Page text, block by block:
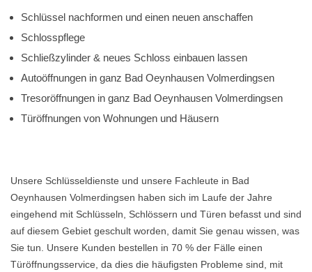
Schlüssel nachformen und einen neuen anschaffen
Schlosspflege
Schließzylinder & neues Schloss einbauen lassen
Autoöffnungen in ganz Bad Oeynhausen Volmerdingsen
Tresoröffnungen in ganz Bad Oeynhausen Volmerdingsen
Türöffnungen von Wohnungen und Häusern
Unsere Schlüsseldienste und unsere Fachleute in Bad
Oeynhausen Volmerdingsen haben sich im Laufe der Jahre
eingehend mit Schlüsseln, Schlössern und Türen befasst und sind
auf diesem Gebiet geschult worden, damit Sie genau wissen, was
Sie tun. Unsere Kunden bestellen in 70 % der Fälle einen
Türöffnungsservice, da dies die häufigsten Probleme sind, mit